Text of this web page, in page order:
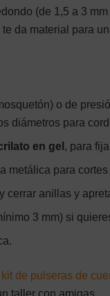
(de 1,5 a 3
te da material para
o de
diámetros para
en gel , para
metálica para cortes
cerrar anillas y
3 mm) si
kit de pulseras de
taller con amigas.